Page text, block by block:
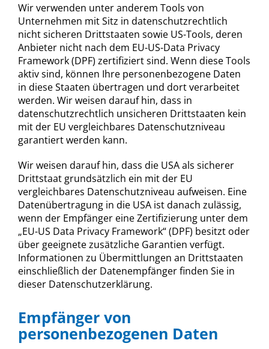
Wir verwenden unter anderem Tools von
Unternehmen mit Sitz in datenschutzrechtlich
nicht sicheren Drittstaaten sowie US-Tools, deren
Anbieter nicht nach dem EU-US-Data Privacy
Framework (DPF) zertifiziert sind. Wenn diese Tools
aktiv sind, können Ihre personenbezogene Daten
in diese Staaten übertragen und dort verarbeitet
werden. Wir weisen darauf hin, dass in
datenschutzrechtlich unsicheren Drittstaaten kein
mit der EU vergleichbares Datenschutzniveau
garantiert werden kann.
Wir weisen darauf hin, dass die USA als sicherer
Drittstaat grundsätzlich ein mit der EU
vergleichbares Datenschutzniveau aufweisen. Eine
Datenübertragung in die USA ist danach zulässig,
wenn der Empfänger eine Zertifizierung unter dem
„EU-US Data Privacy Framework“ (DPF) besitzt oder
über geeignete zusätzliche Garantien verfügt.
Informationen zu Übermittlungen an Drittstaaten
einschließlich der Datenempfänger finden Sie in
dieser Datenschutzerklärung.
Empfänger von
personenbezogenen Daten